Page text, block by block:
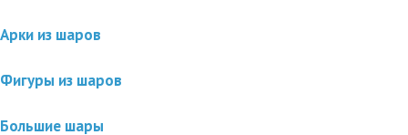
Арки из шаров
Фигуры из шаров
Большие шары